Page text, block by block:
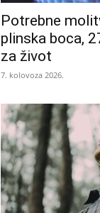
Potrebne
plinska boca,
za život
7. kolovoza 2026.